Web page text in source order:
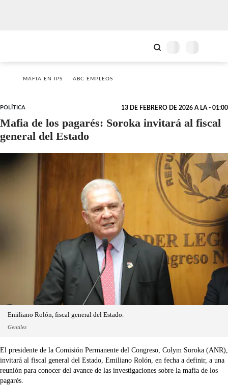
MAFIA EN IPS ABC EMPLEOS
POLÍTICA 13 DE FEBRERO DE 2026 A LA - 01:00
Mafia de los pagarés: Soroka invitará al fiscal
general del Estado
Emiliano Rolón, fiscal general del Estado.
Gentilez
El presidente de la Comisión Permanente del Congreso, Colym Soroka (ANR),
invitará al fiscal general del Estado, Emiliano Rolón, en fecha a definir, a una
reunión para conocer del avance de las investigaciones sobre la mafia de los
pagarés.